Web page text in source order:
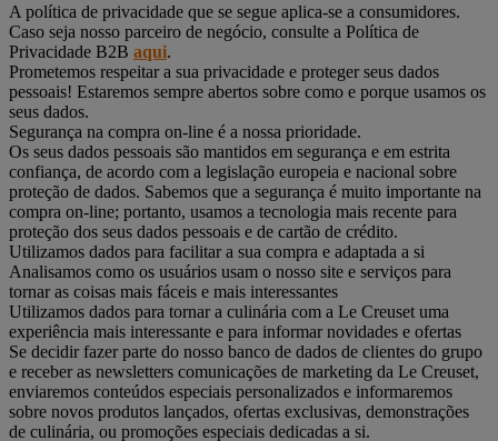
A política de privacidade que se segue aplica-se a consumidores.
Caso seja nosso parceiro de negócio, consulte a Política de
Privacidade B2B aqui.
Prometemos respeitar a sua privacidade e proteger seus dados
pessoais! Estaremos sempre abertos sobre como e porque usamos os
seus dados.
Segurança na compra on-line é a nossa prioridade.
Os seus dados pessoais são mantidos em segurança e em estrita
confiança, de acordo com a legislação europeia e nacional sobre
proteção de dados. Sabemos que a segurança é muito importante na
compra on-line; portanto, usamos a tecnologia mais recente para
proteção dos seus dados pessoais e de cartão de crédito.
Utilizamos dados para facilitar a sua compra e adaptada a si
Analisamos como os usuários usam o nosso site e serviços para
tornar as coisas mais fáceis e mais interessantes
Utilizamos dados para tornar a culinária com a Le Creuset uma
experiência mais interessante e para informar novidades e ofertas
Se decidir fazer parte do nosso banco de dados de clientes do grupo
e receber as newsletters comunicações de marketing da Le Creuset,
enviaremos conteúdos especiais personalizados e informaremos
sobre novos produtos lançados, ofertas exclusivas, demonstrações
de culinária, ou promoções especiais dedicadas a si.